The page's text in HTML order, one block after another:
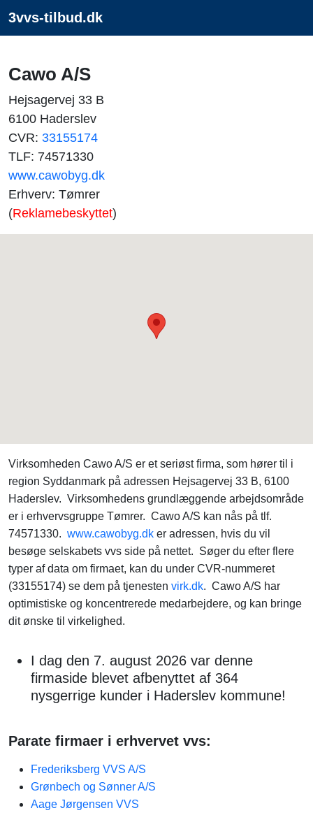
3vvs-tilbud.dk
Cawo A/S
Hejsagervej 33 B
6100 Haderslev
CVR: 33155174
TLF: 74571330
www.cawobyg.dk
Erhverv: Tømrer
(Reklamebeskyttet)
Virksomheden Cawo A/S er et seriøst firma, som hører til i
region Syddanmark på adressen Hejsagervej 33 B, 6100
Haderslev. Virksomhedens grundlæggende arbejdsområde
er i erhvervsgruppe Tømrer. Cawo A/S kan nås på tlf.
74571330. www.cawobyg.dk er adressen, hvis du vil
besøge selskabets vvs side på nettet. Søger du efter flere
typer af data om firmaet, kan du under CVR-nummeret
(33155174) se dem på tjenesten virk.dk. Cawo A/S har
optimistiske og koncentrerede medarbejdere, og kan bringe
dit ønske til virkelighed.
I dag den 7. august 2026 var denne
firmaside blevet afbenyttet af 364
nysgerrige kunder i Haderslev kommune!
Parate firmaer i erhvervet vvs:
Frederiksberg VVS A/S
Grønbech og Sønner A/S
Aage Jørgensen VVS